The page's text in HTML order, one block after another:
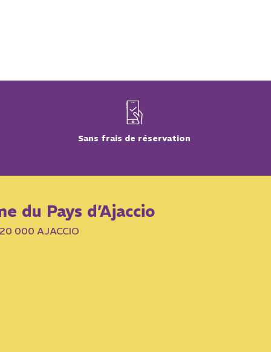
Sans frais de réservation
du Pays d’Ajaccio
000 AJACCIO